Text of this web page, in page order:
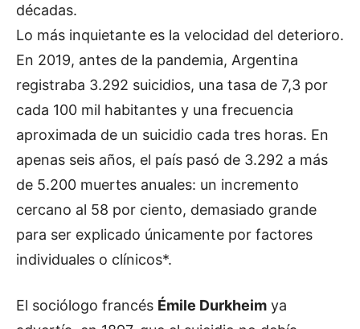
décadas.
Lo más inquietante es la velocidad del deterioro.
En 2019, antes de la pandemia, Argentina
registraba 3.292 suicidios, una tasa de 7,3 por
cada 100 mil habitantes y una frecuencia
aproximada de un suicidio cada tres horas. En
apenas seis años, el país pasó de 3.292 a más
de 5.200 muertes anuales: un incremento
cercano al 58 por ciento, demasiado grande
para ser explicado únicamente por factores
individuales o clínicos*.
El sociólogo francés Émile Durkheim ya